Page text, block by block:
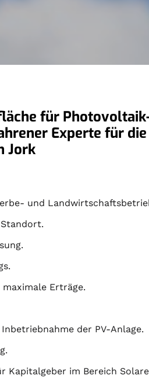
für
Experte für
Jork
und
Erträge.
der PV-Anlage.
im Bereich